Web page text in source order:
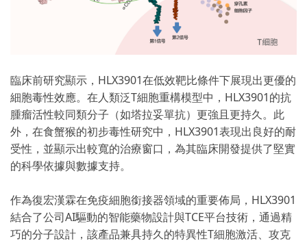
臨床前研究顯示，HLX3901在低效靶比條件下展現出更優的
細胞毒性效應。在人類泛T細胞重構模型中，HLX3901的抗
腫瘤活性較同類分子（如塔拉妥單抗）更強且更持久。此
外，在食蟹猴的初步毒性研究中，HLX3901表現出良好的耐
受性，並顯示出較寬的治療窗口，為其臨床開發提供了堅實
的科學依據與數據支持。
作為復宏漢霖在免疫細胞銜接器領域的重要佈局，HLX3901
結合了公司AI驅動的智能藥物設計與TCE平台技術，通過精
巧的分子設計，該產品兼具持久的特異性T細胞激活、攻克